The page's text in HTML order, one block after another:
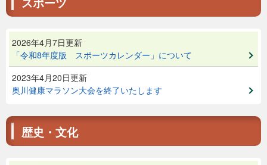
2026年4月7日更新
「令和8年度版 スポーツカレンダー」について
2023年4月20日更新
奥川健康マラソン大会を終了いたします
歴史・文化